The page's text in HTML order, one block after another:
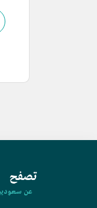
تصفح
عن